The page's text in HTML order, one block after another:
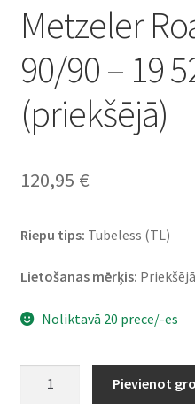
Metzeler
90/90 – 19
(priekšējā)
120,95 €
Riepu tips: Tubeless (TL)
Lietošanas mērķis:
Noliktavā 20 prece/-es
Pievienot